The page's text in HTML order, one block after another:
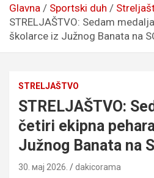
Glavna Sportski duh
STRELJAŠTVO: Sedam
školarce iz Južnog Banata na
STRELJAŠTVO
STRELJAŠTVO:
četiri ekipna
Južnog Banata na
30. мај 2026. dakicorama